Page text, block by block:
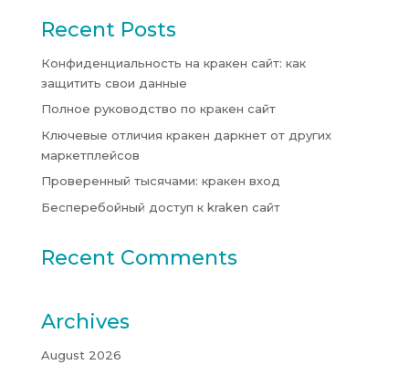
Recent Posts
Конфиденциальность на кракен сайт: как
защитить свои данные
Полное руководство по кракен сайт
Ключевые отличия кракен даркнет от других
маркетплейсов
Проверенный тысячами: кракен вход
Бесперебойный доступ к kraken сайт
Recent Comments
Archives
August 2026